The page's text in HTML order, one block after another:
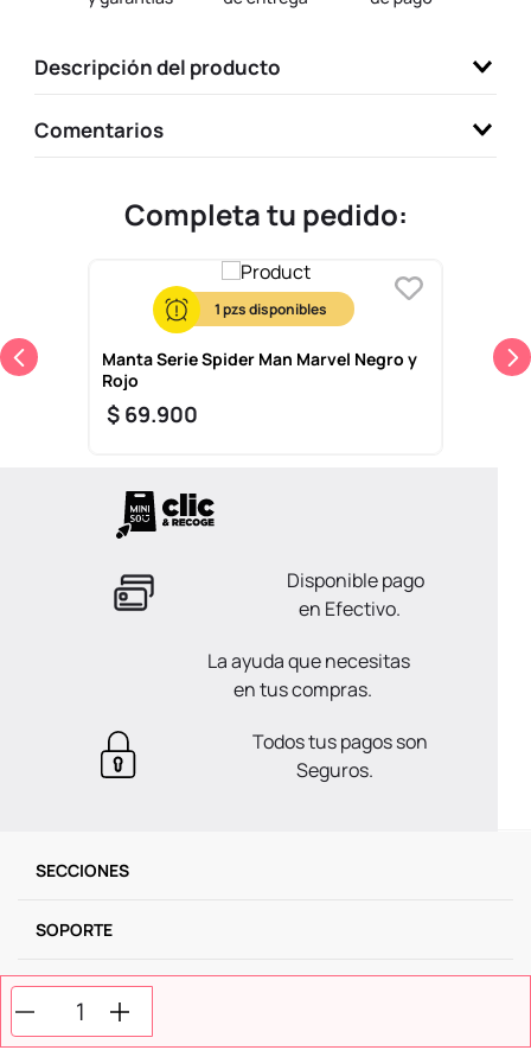
Descripción del producto
Comentarios
Completa tu pedido:
1
Manta Serie Spider Man Marvel Negro y
Rojo
$ 69.900
Disponible pago
en Efectivo.
La ayuda que necesitas
en tus compras.
Todos tus pagos son
Seguros.
SECCIONES
SOPORTE
SERVICIOS
NOSOTROS
10. llaveros